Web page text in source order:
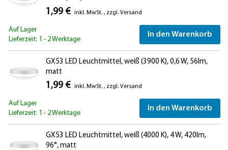
1,99 € inkl. MwSt. , zzgl. Versand
Auf Lager
Lieferzeit: 1 - 2 Werktage
In den Warenkorb
GX53 LED Leuchtmittel, weiß (3900 K), 0,6 W, 56lm,
matt
1,99 € inkl. MwSt. , zzgl. Versand
Auf Lager
Lieferzeit: 1 - 2 Werktage
In den Warenkorb
GX53 LED Leuchtmittel, weiß (4000 K), 4 W, 420lm,
96°, matt